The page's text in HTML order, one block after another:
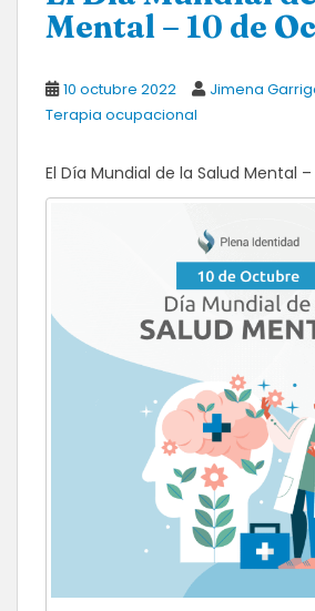
Mental – 10 de
10 octubre 2022 Jimena
Terapia ocupacional
El Día Mundial de la Salud Mental